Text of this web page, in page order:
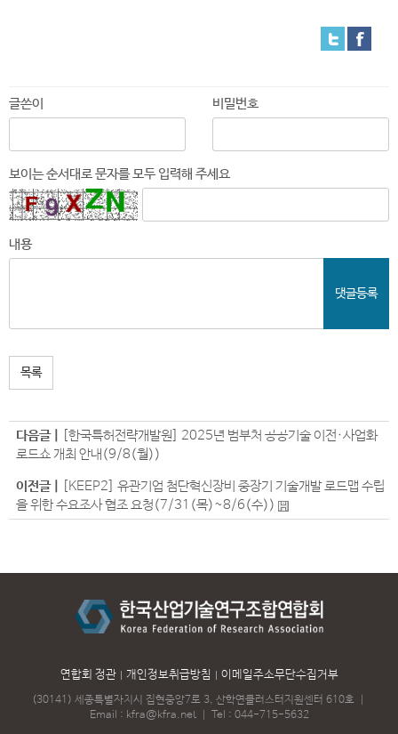
글쓴이 비밀번호
보이는 순서대로 문자를 모두 입력해 주세요
내용
댓글등록
목록
다음글 |
[한국특허전략개발원] 2025년 범부처 공공기술 이전·사업화
로드쇼 개최 안내(9/8(월))
이전글 |
[KEEP2] 유관기업 첨단혁신장비 중장기 기술개발 로드맵 수립
을 위한 수요조사 협조 요청(7/31(목)~8/6(수))
연합회 정관 개인정보취급방침 이메일주소무단수집거부
(30141) 세종특별자치시 집현중앙7로 3, 산학연클러스터지원센터 610호
Email : kfra@kfra.net｜ Tel : 044-715-5632